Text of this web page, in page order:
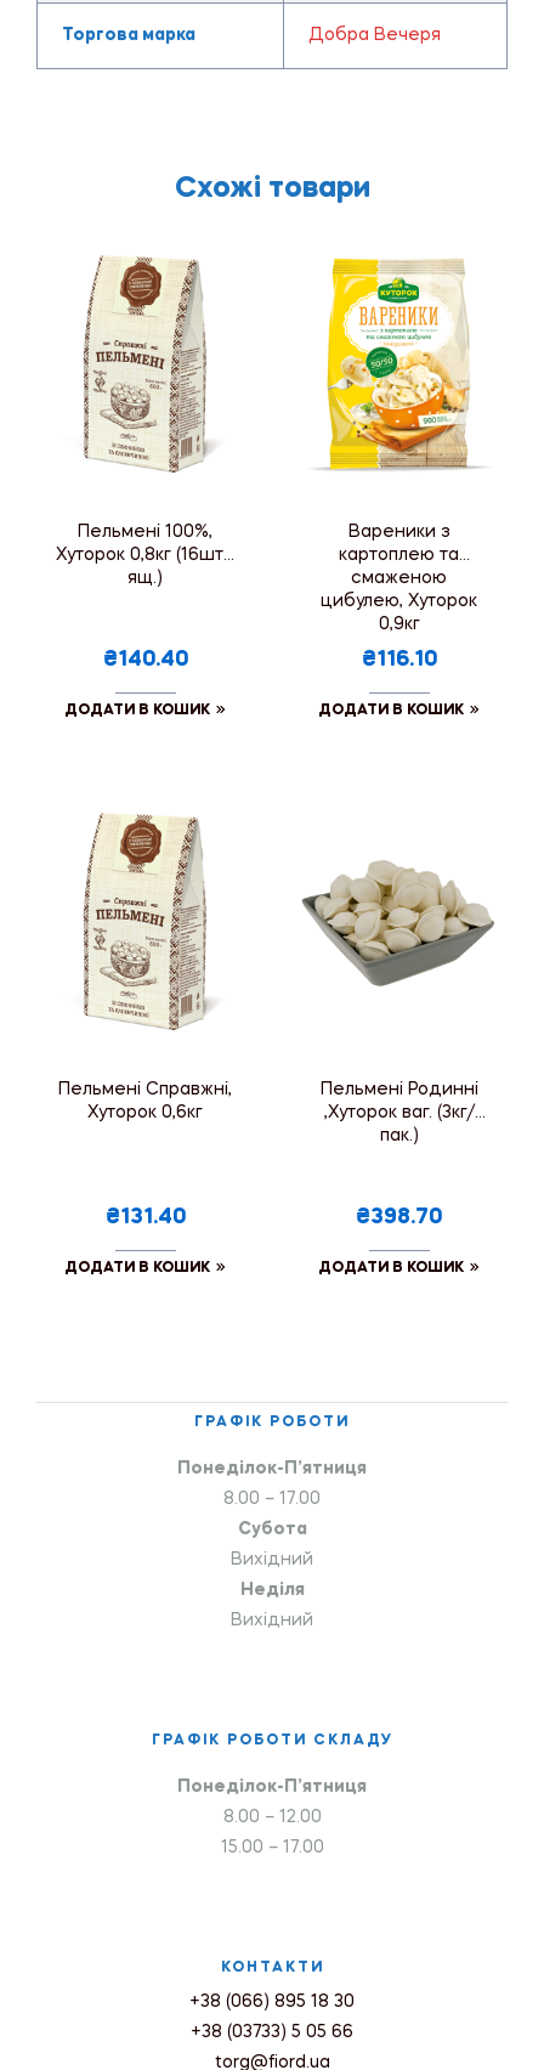
Торгова марка Добра Вечеря
Схожі товари
Пельмені 100%,
Хуторок 0,8кг (16шт./
ящ.)
₴140.40
ДОДАТИ В КОШИК
Вареники з
картоплею та
смаженою
цибулею, Хуторок
0,9кг
₴116.10
ДОДАТИ В КОШИК
Пельмені Справжні,
Хуторок 0,6кг
₴131.40
ДОДАТИ В КОШИК
Пельмені Родинні
,Хуторок ваг. (3кг/
пак.)
₴398.70
ДОДАТИ В КОШИК
ГРАФІК РОБОТИ
Понеділок-П’ятниця
8.00 – 17.00
Субота
Вихідний
Неділя
Вихідний
ГРАФІК РОБОТИ СКЛАДУ
Понеділок-П’ятниця
8.00 – 12.00
15.00 – 17.00
КОНТАКТИ
+38 (066) 895 18 30
+38 (03733) 5 05 66
torg@fiord.ua